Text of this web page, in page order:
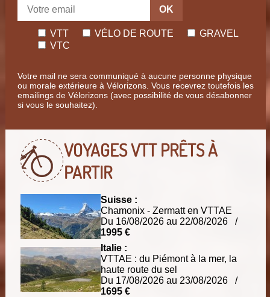
OK
VTT VÉLO DE ROUTE
GRAVEL
VTC
Votre mail ne sera communiqué à aucune personne physique
ou morale extérieure à Vélorizons. Vous recevrez toutefois les
emailings de Vélorizons (avec possibilité de vous désabonner
si vous le souhaitez).
VOYAGES VTTPRÊTS À
PARTIR
Suisse :
Chamonix - Zermatt en VTTAE
Du 16/08/2026 au 22/08/2026 /
1995 €
Italie :
VTTAE : du Piémont à la mer, la
haute route du sel
Du 17/08/2026 au 23/08/2026 /
1695 €